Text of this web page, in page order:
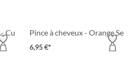
Cute PinkPince à cheveux - Orange Sea
6,95 €*